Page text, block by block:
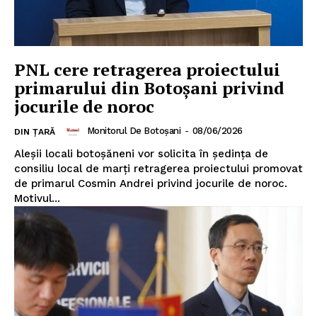
PNL cere retragerea proiectului
primarului din Botoșani privind
jocurile de noroc
DIN ȚARĂ Monitorul De Botoșani - 08/06/2026
Aleşii locali botoşăneni vor solicita în şedinţa de
consiliu local de marţi retragerea proiectului promovat
de primarul Cosmin Andrei privind jocurile de noroc.
Motivul...